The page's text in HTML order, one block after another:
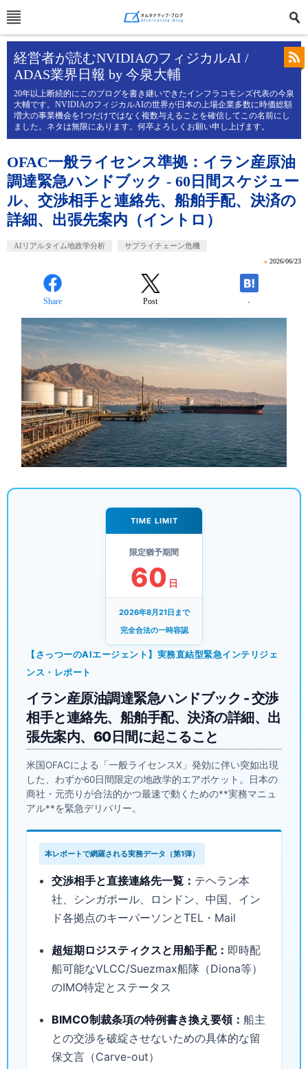
経営者が読むNVIDIAのフィジカルAI /
ADAS業界日報 by 今泉大輔
20年以上断続的にこのブログを書き継いできたインフラコモンズ代表の今泉
大輔です。NVIDIAのフィジカルAIの世界が日本の上場企業多数に時価総額
増大の事業機会を1つだけではなく複数与えることを確信してこの名前にし
ました。ネタは無限にあります。何卒よろしくお願い申し上げます。
OFAC一般ライセンス準拠：イラン産原油
調達緊急ハンドブック - 60日間スケジュー
ル、交渉相手と連絡先、船舶手配、決済の
詳細、出張先案内（イントロ）
AIリアルタイム地政学分析 サプライチェーン危機
» 2026/06/23
Share Post -
TIME LIMIT
限定猶予期間
60 日
2026年8月21日まで
完全合法の一時容認
【さっつーのAIエージェント】実務直結型緊急インテリジェ
ンス・レポート
イラン産原油調達緊急ハンドブック - 交渉
相手と連絡先、船舶手配、決済の詳細、出
張先案内、60日間に起こること
米国OFACによる「一般ライセンスX」発効に伴い突如出現
した、わずか60日間限定の地政学的エアポケット。日本の
商社・元売りが合法的かつ最速で動くための**実務マニュ
アル**を緊急デリバリー。
本レポートで網羅される実務データ（第1弾）
交渉相手と直接連絡先一覧： テヘラン本
社、シンガポール、ロンドン、中国、イン
ド各拠点のキーパーソンとTEL・Mail
超短期ロジスティクスと用船手配： 即時配
船可能なVLCC/Suezmax船隊（Diona等）
のIMO特定とステータス
BIMCO制裁条項の特例書き換え要領： 船主
との交渉を破綻させないための具体的な留
保文言（Carve-out）